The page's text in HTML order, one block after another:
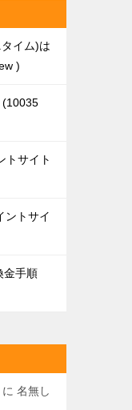
イム)は
10035
トサイト
ントサイ
金手順
に 名無し